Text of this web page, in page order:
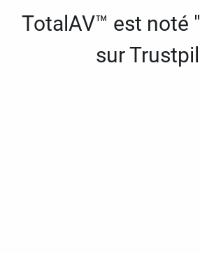
TotalAV™ est noté
sur